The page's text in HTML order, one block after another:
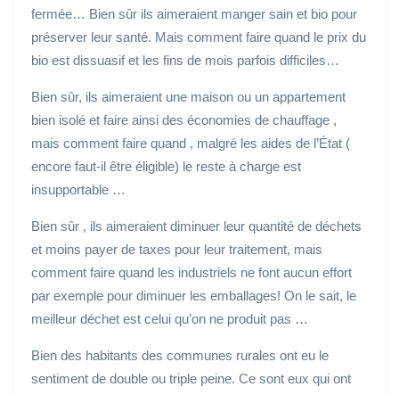
fermée… Bien sûr ils aimeraient manger sain et bio pour
préserver leur santé. Mais comment faire quand le prix du
bio est dissuasif et les fins de mois parfois difficiles…
Bien sûr, ils aimeraient une maison ou un appartement
bien isolé et faire ainsi des économies de chauffage ,
mais comment faire quand , malgré les aides de l’État (
encore faut-il être éligible) le reste à charge est
insupportable …
Bien sûr , ils aimeraient diminuer leur quantité de déchets
et moins payer de taxes pour leur traitement, mais
comment faire quand les industriels ne font aucun effort
par exemple pour diminuer les emballages! On le sait, le
meilleur déchet est celui qu’on ne produit pas …
Bien des habitants des communes rurales ont eu le
sentiment de double ou triple peine. Ce sont eux qui ont